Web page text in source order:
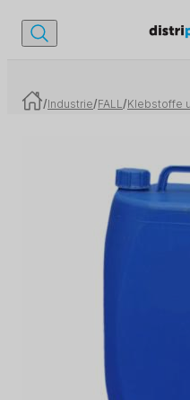
/Industrie/FALL /Klebstoffe